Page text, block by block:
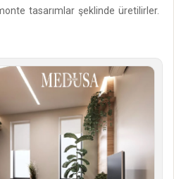
tasarımlar şeklinde üretilirler.